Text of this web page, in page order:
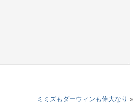
ミミズもダーウィンも偉大なり »